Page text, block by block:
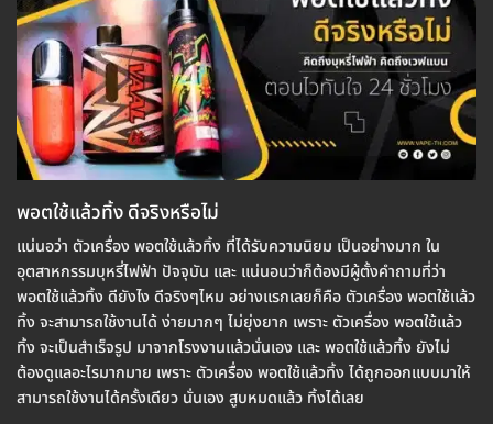
พอตใช้แล้วทิ้ง ดีจริงหรือไม่
แน่นอว่า ตัวเครื่อง พอตใช้แล้วทิ้ง ที่ได้รับความนิยม เป็นอย่างมาก ใน
อุตสาหกรรมบุหรี่ไฟฟ้า ปัจจุบัน และ แน่นอนว่าก็ต้องมีผู้ตั้งคำถามที่ว่า
พอตใช้แล้วทิ้ง ดียังไง ดีจริงๆไหม อย่างแรกเลยก็คือ ตัวเครื่อง พอตใช้แล้ว
ทิ้ง จะสามารถใช้งานได้ ง่ายมากๆ ไม่ยุ่งยาก เพราะ ตัวเครื่อง พอตใช้แล้ว
ทิ้ง จะเป็นสำเร็จรูป มาจากโรงงานแล้วนั่นเอง และ พอตใช้แล้วทิ้ง ยังไม่
ต้องดูแลอะไรมากมาย เพราะ ตัวเครื่อง พอตใช้แล้วทิ้ง ได้ถูกออกแบบมาให้
สามารถใช้งานได้ครั้งเดียว นั่นเอง สูบหมดแล้ว ทิ้งได้เลย